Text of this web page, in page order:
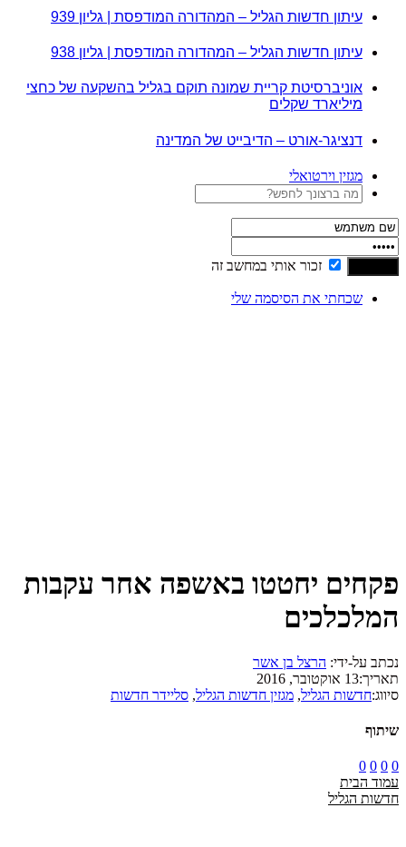
עיתון חדשות הגליל – המהדורה המודפסת | גליון 939
עיתון חדשות הגליל – המהדורה המודפסת | גליון 938
אוניברסיטת קריית שמונה תוקם בגליל בהשקעה של כחצי
מיליארד שקלים
דנציגר-אורט – הדיבייט של המדינה
מגזין וירטואלי
זכור אותי במחשב זה
שכחתי את הסיסמה שלי
פקחים יחטטו באשפה אחר עקבות
המלכלכים
נכתב על-ידי: הרצל בן אשר
תאריך:13 אוקטובר, 2016
סיווג:חדשות הגליל, מגזין חדשות הגליל, סליידר חדשות
שיתוף
0
0
0
0
עמוד הבית
חדשות הגליל